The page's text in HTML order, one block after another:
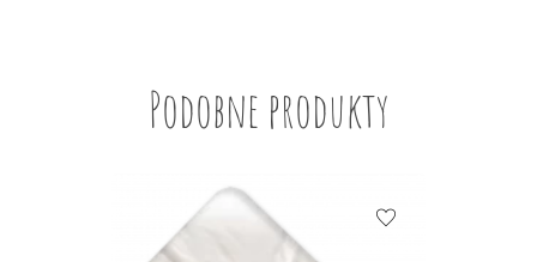
Podobne produkty